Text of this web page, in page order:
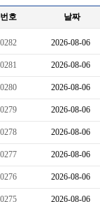
번호 날짜